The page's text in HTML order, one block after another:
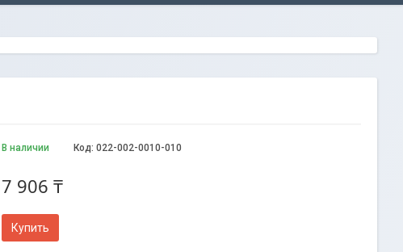
В наличии Код: 022-002-0010-010
7 906 ₸
Купить